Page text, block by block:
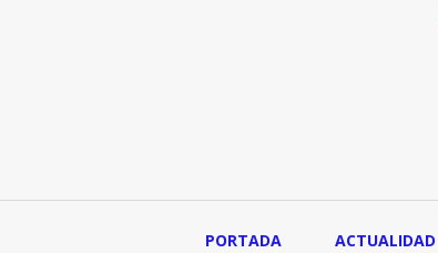
PORTADA ACTUALIDAD